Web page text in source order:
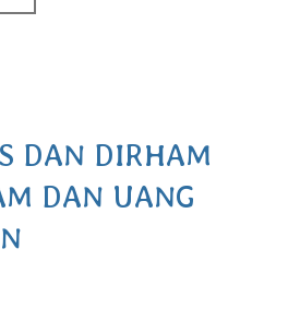
DAN DIRHAM
DAN UANG